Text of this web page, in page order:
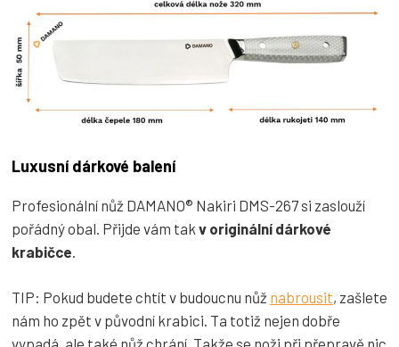
Luxusní dárkové balení
Profesionální nůž DAMANO® Nakiri DMS-267 si zaslouží
pořádný obal. Přijde vám tak v originální dárkové
krabičce.
TIP: Pokud budete chtít v budoucnu nůž nabrousit, zašlete
nám ho zpět v původní krabici. Ta totiž nejen dobře